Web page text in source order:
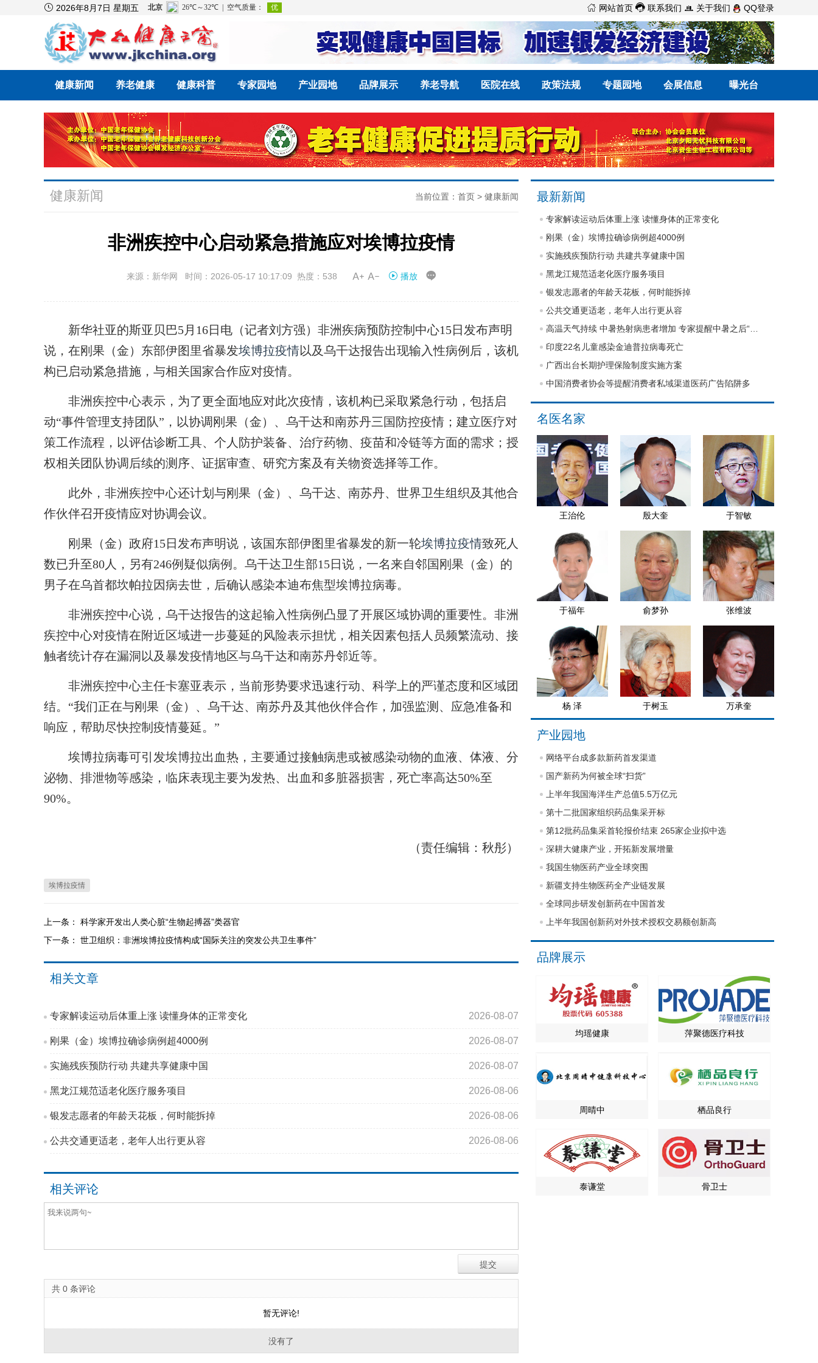
 2026年8月7日 星期五  网站首页  联系我们  关于我们 QQ登录
健康新闻 养老健康 健康科普 专家园地 产业园地 品牌展示 养老导航 医院在线 政策法规 专题园地 会展信息 曝光台
健康新闻 当前位置： 首页 > 健康新闻
非洲疾控中心启动紧急措施应对埃博拉疫情
来源：新华网 时间：2026-05-17 10:17:09 热度：538  播放 
新华社亚的斯亚贝巴5月16日电（记者刘方强）非洲疾病预防控制中心15日发布声明
说，在刚果（金）东部伊图里省暴发埃博拉疫情以及乌干达报告出现输入性病例后，该机
构已启动紧急措施，与相关国家合作应对疫情。
非洲疾控中心表示，为了更全面地应对此次疫情，该机构已采取紧急行动，包括启
动“事件管理支持团队”，以协调刚果（金）、乌干达和南苏丹三国防控疫情；建立医疗对
策工作流程，以评估诊断工具、个人防护装备、治疗药物、疫苗和冷链等方面的需求；授
权相关团队协调后续的测序、证据审查、研究方案及有关物资选择等工作。
此外，非洲疾控中心还计划与刚果（金）、乌干达、南苏丹、世界卫生组织及其他合
作伙伴召开疫情应对协调会议。
刚果（金）政府15日发布声明说，该国东部伊图里省暴发的新一轮埃博拉疫情致死人
数已升至80人，另有246例疑似病例。乌干达卫生部15日说，一名来自邻国刚果（金）的
男子在乌首都坎帕拉因病去世，后确认感染本迪布焦型埃博拉病毒。
非洲疾控中心说，乌干达报告的这起输入性病例凸显了开展区域协调的重要性。非洲
疾控中心对疫情在附近区域进一步蔓延的风险表示担忧，相关因素包括人员频繁流动、接
触者统计存在漏洞以及暴发疫情地区与乌干达和南苏丹邻近等。
非洲疾控中心主任卡塞亚表示，当前形势要求迅速行动、科学上的严谨态度和区域团
结。“我们正在与刚果（金）、乌干达、南苏丹及其他伙伴合作，加强监测、应急准备和
响应，帮助尽快控制疫情蔓延。”
埃博拉病毒可引发埃博拉出血热，主要通过接触病患或被感染动物的血液、体液、分
泌物、排泄物等感染，临床表现主要为发热、出血和多脏器损害，死亡率高达50%至
90%。
（责任编辑：秋彤）
埃博拉疫情
上一条： 科学家开发出人类心脏“生物起搏器”类器官
下一条： 世卫组织：非洲埃博拉疫情构成“国际关注的突发公共卫生事件”
相关文章
专家解读运动后体重上涨 读懂身体的正常变化 2026-08-07
刚果（金）埃博拉确诊病例超4000例 2026-08-07
实施残疾预防行动 共建共享健康中国 2026-08-07
黑龙江规范适老化医疗服务项目 2026-08-06
银发志愿者的年龄天花板，何时能拆掉 2026-08-06
公共交通更适老，老年人出行更从容 2026-08-06
相关评论
共 0 条评论
暂无评论!
没有了
最新新闻
专家解读运动后体重上涨 读懂身体的正常变化
刚果（金）埃博拉确诊病例超4000例
实施残疾预防行动 共建共享健康中国
黑龙江规范适老化医疗服务项目
银发志愿者的年龄天花板，何时能拆掉
公共交通更适老，老年人出行更从容
印度22名儿童感染金迪普拉病毒死亡
广西出台长期护理保险制度实施方案
中国消费者协会等提醒消费者私域渠道医药广告陷阱多
名医名家
王治伦 殷大奎 于智敏
于福年 俞梦孙 张维波
杨 泽 于树玉 万承奎
产业园地
网络平台成多款新药首发渠道
国产新药为何被全球“扫货”
上半年我国海洋生产总值5.5万亿元
第十二批国家组织药品集采开标
第12批药品集采首轮报价结束 265家企业拟中选
深耕大健康产业，开拓新发展增量
我国生物医药产业全球突围
新疆支持生物医药全产业链发展
全球同步研发创新药在中国首发
上半年我国创新药对外技术授权交易额创新高
品牌展示
均瑶健康 萍聚德医疗科技
周晴中 栖品良行
泰谦堂 骨卫士